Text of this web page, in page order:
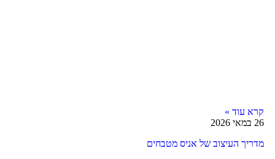
קרא עוד »
26 במאי 2026
מדריך העיצוב של אניס מטבחים